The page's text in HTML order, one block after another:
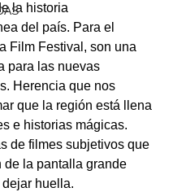
la historia
del país. Para el
Film Festival, son una
para las nuevas
Herencia que nos
que la región está llena
e historias mágicas.
de filmes subjetivos que
de la pantalla grande
huella.